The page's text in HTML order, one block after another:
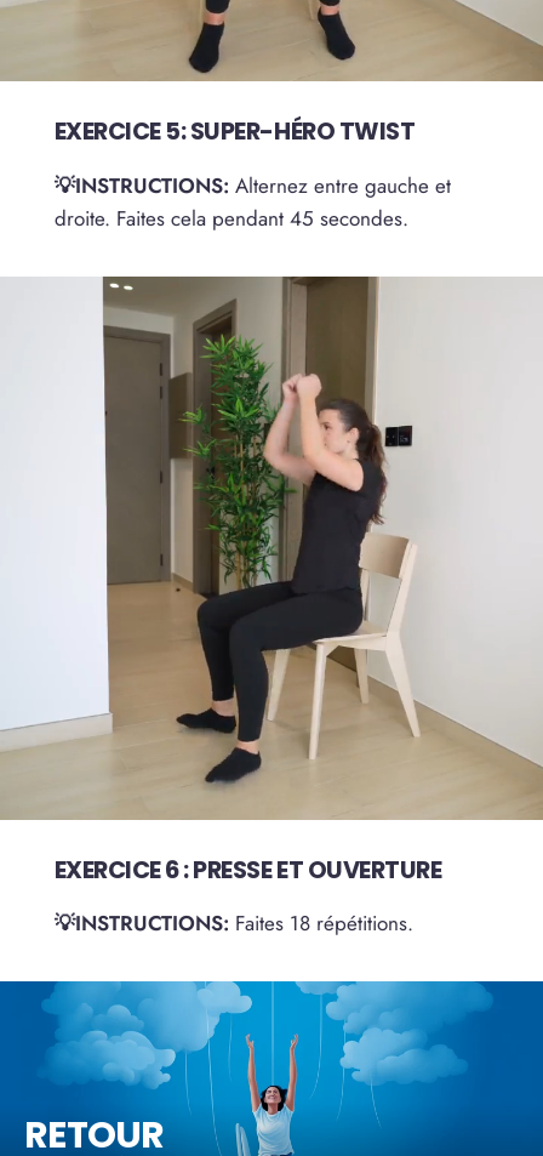
EXERCICE 5: SUPER-HÉRO TWIST
💡INSTRUCTIONS: Alternez entre gauche et
droite. Faites cela pendant 45 secondes.
EXERCICE 6 : PRESSE ET OUVERTURE
💡INSTRUCTIONS: Faites 18 répétitions.
RETOUR